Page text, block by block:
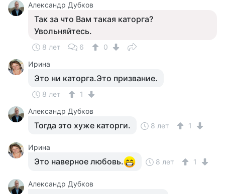
Александр Дубков
Так за что Вам такая каторга?
Увольняйтесь.
8 лет 6
0
Ирина
Это ни каторга.Это призвание.
8 лет
1
Александр Дубков
Тогда это хуже каторги. 8 лет 1
Ирина
Это наверное любовь. 8 лет 1
Александр Дубков